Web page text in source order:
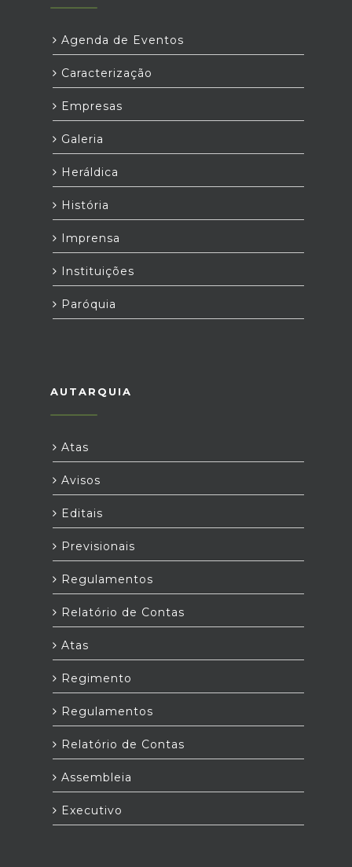
Agenda de Eventos
Caracterização
Empresas
Galeria
Heráldica
História
Imprensa
Instituições
Paróquia
AUTARQUIA
Atas
Avisos
Editais
Previsionais
Regulamentos
Relatório de Contas
Atas
Regimento
Regulamentos
Relatório de Contas
Assembleia
Executivo